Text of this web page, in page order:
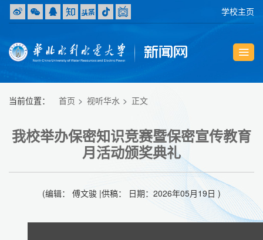
学校主页
当前位置： 首页 视听华水 正文
我校举办保密知识竞赛暨保密宣传教育
月活动颁奖典礼
(编辑： 傅文骏 |供稿： 日期：2026年05月19日 )